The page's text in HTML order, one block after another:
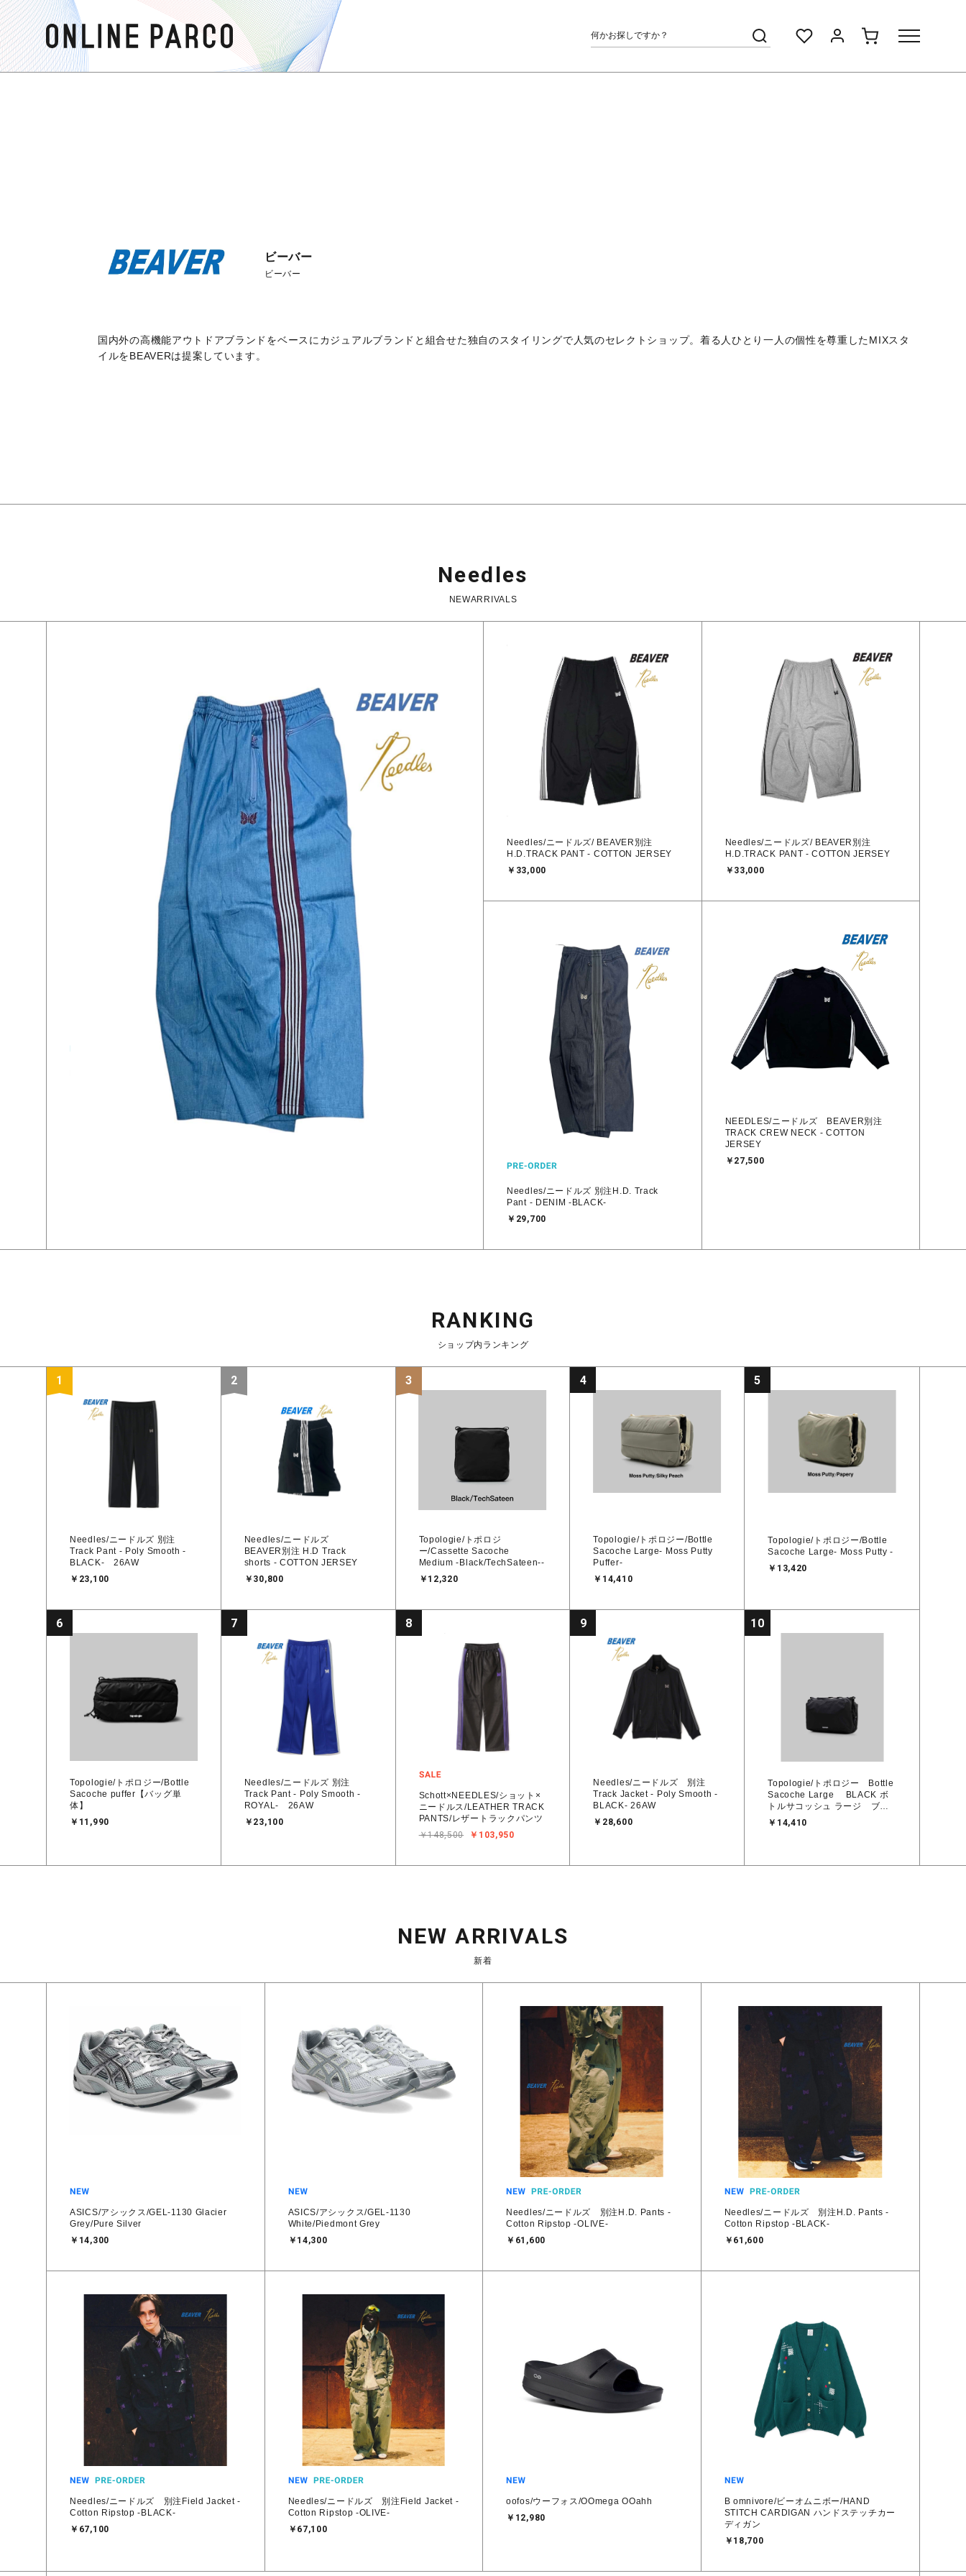
ビーバー
ビーバー
国内外の高機能アウトドアブランドをベースにカジュアルブランドと組合せた独自のスタイリングで人気のセレクトショップ。着る人ひとり一人の個性を尊重したMIXスタ
イルをBEAVERは提案しています。
Needles
NEWARRIVALS
Needles/ニードルズ 別注H.D. Track Pant - DENIM -LIGHT BLUE-
Needles/ニードルズ/ BEAVER別注
H.D.TRACK PANT - COTTON JERSEY
￥33,000
Needles/ニードルズ/ BEAVER別注
H.D.TRACK PANT - COTTON JERSEY
￥33,000
Needles/ニードルズ 別注H.D. Track
Pant - DENIM -BLACK-
￥29,700
NEEDLES/ニードルズ BEAVER別注
TRACK CREW NECK - COTTON
JERSEY
￥27,500
RANKING
ショップ内ランキング
1
Needles/ニードルズ 別注
Track Pant - Poly Smooth -
BLACK- 26AW
￥23,100
2
Needles/ニードルズ
BEAVER別注 H.D Track
shorts - COTTON JERSEY
￥30,800
3
Topologie/トポロジ
ー/Cassette Sacoche
Medium -Black/TechSateen--
￥12,320
4
Topologie/トポロジー/Bottle
Sacoche Large- Moss Putty
Puffer-
￥14,410
5
Topologie/トポロジー/Bottle
Sacoche Large- Moss Putty -
￥13,420
6
Topologie/トポロジー/Bottle
Sacoche puffer【バッグ単
体】
￥11,990
7
Needles/ニードルズ 別注
Track Pant - Poly Smooth -
ROYAL- 26AW
￥23,100
8
Schott×NEEDLES/ショット×
ニードルス/LEATHER TRACK
PANTS/レザートラックパンツ
￥103,950
￥148,500
9
Needles/ニードルズ 別注
Track Jacket - Poly Smooth -
BLACK- 26AW
￥28,600
10
Topologie/トポロジー Bottle
Sacoche Large BLACK ボ
トルサコッシュ ラージ ブラ
ック【バッグ単体】
￥14,410
NEW ARRIVALS
新着
ASICS/アシックス/GEL-1130 Glacier
Grey/Pure Silver
￥14,300
ASICS/アシックス/GEL-1130
White/Piedmont Grey
￥14,300
Needles/ニードルズ 別注H.D. Pants -
Cotton Ripstop -OLIVE-
￥61,600
Needles/ニードルズ 別注H.D. Pants -
Cotton Ripstop -BLACK-
￥61,600
Needles/ニードルズ 別注Field Jacket -
Cotton Ripstop -BLACK-
￥67,100
Needles/ニードルズ 別注Field Jacket -
Cotton Ripstop -OLIVE-
￥67,100
oofos/ウーフォス/OOmega OOahh
￥12,980
B omnivore/ビーオムニボー/HAND
STITCH CARDIGAN ハンドステッチカー
ディガン
￥18,700